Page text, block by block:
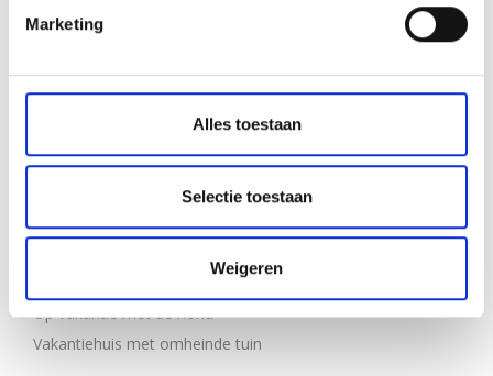
Marketing
Alles toestaan
Selectie toestaan
Weigeren
Links
Vakantiehuis Noord Holland
6 persoons vakantiehuis
Vrijstaand vakantiehuis
Vrijstaand vakantiehuis met 3 slaapkamers
Op vakantie met de hond
Vakantiehuis met omheinde tuin